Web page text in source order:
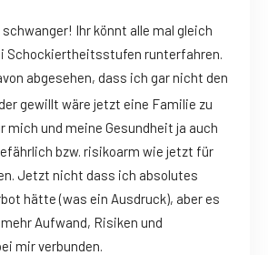
Ihr könnt alle mal gleich
Schockiertheitsstufen runterfahren.
abgesehen, dass ich gar nicht den
gewillt wäre jetzt eine Familie zu
mich und meine Gesundheit ja auch
bzw. risikoarm wie jetzt für
Jetzt nicht dass ich absolutes
hätte (was ein Ausdruck), aber es
Aufwand, Risiken und
mir verbunden.